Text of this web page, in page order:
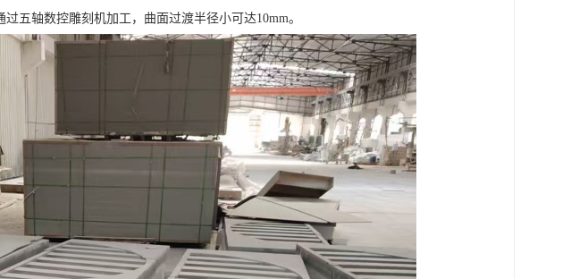
五轴数控雕刻机加工，曲面过渡半径小可达10mm。